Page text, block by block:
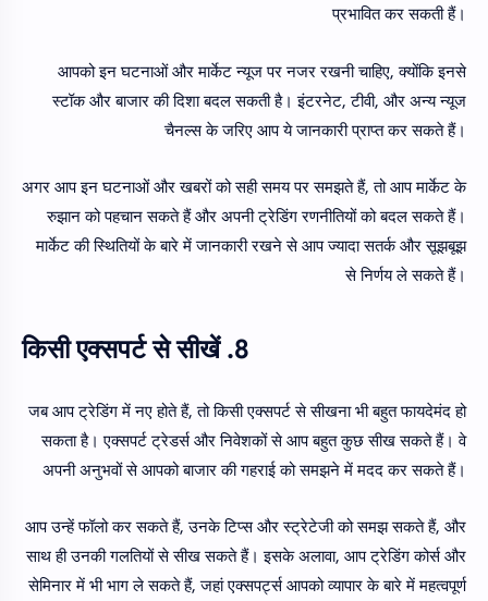
प्रभावित कर सकती हैं।
आपको इन घटनाओं और मार्केट न्यूज पर नजर रखनी चाहिए, क्योंकि इनसे
स्टॉक और बाजार की दिशा बदल सकती है। इंटरनेट, टीवी, और अन्य न्यूज
चैनल्स के जरिए आप ये जानकारी प्राप्त कर सकते हैं।
अगर आप इन घटनाओं और खबरों को सही समय पर समझते हैं, तो आप मार्केट के
रुझान को पहचान सकते हैं और अपनी ट्रेडिंग रणनीतियों को बदल सकते हैं।
मार्केट की स्थितियों के बारे में जानकारी रखने से आप ज्यादा सतर्क और सूझबूझ
से निर्णय ले सकते हैं।
8. किसी एक्सपर्ट से सीखें
जब आप ट्रेडिंग में नए होते हैं, तो किसी एक्सपर्ट से सीखना भी बहुत फायदेमंद हो
सकता है। एक्सपर्ट ट्रेडर्स और निवेशकों से आप बहुत कुछ सीख सकते हैं। वे
अपनी अनुभवों से आपको बाजार की गहराई को समझने में मदद कर सकते हैं।
आप उन्हें फॉलो कर सकते हैं, उनके टिप्स और स्ट्रेटेजी को समझ सकते हैं, और
साथ ही उनकी गलतियों से सीख सकते हैं। इसके अलावा, आप ट्रेडिंग कोर्स और
सेमिनार में भी भाग ले सकते हैं, जहां एक्सपर्ट्स आपको व्यापार के बारे में महत्वपूर्ण